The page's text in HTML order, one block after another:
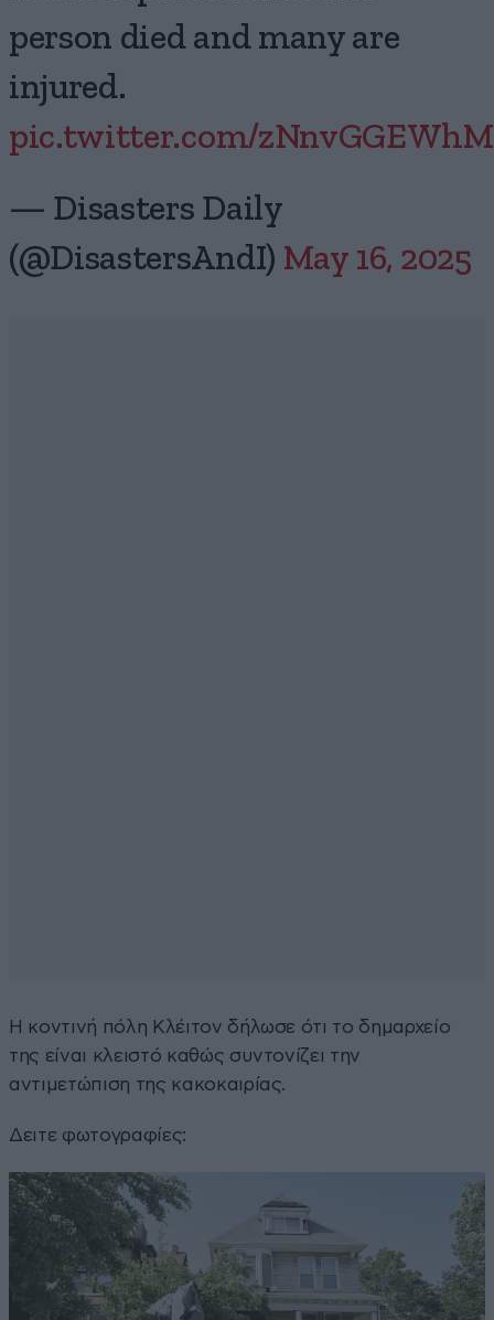
person died and many are
injured.
pic.twitter.com/zNnvGGEWhM
— Disasters Daily
(@DisastersAndI) May 16, 2025
Η κοντινή πόλη Κλέιτον δήλωσε ότι το δημαρχείο
της είναι κλειστό καθώς συντονίζει την
αντιμετώπιση της κακοκαιρίας.
Δειτε φωτογραφίες: